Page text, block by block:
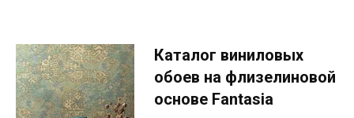
Каталог виниловых
обоев на флизелиновой
основе Fantasia